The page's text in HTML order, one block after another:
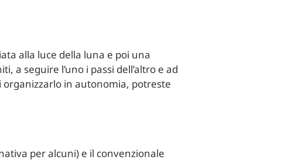
alla luce della luna e poi una
a seguire l’uno i passi dell’altro e ad
organizzarlo in autonomia, potreste
per alcuni) e il convenzionale